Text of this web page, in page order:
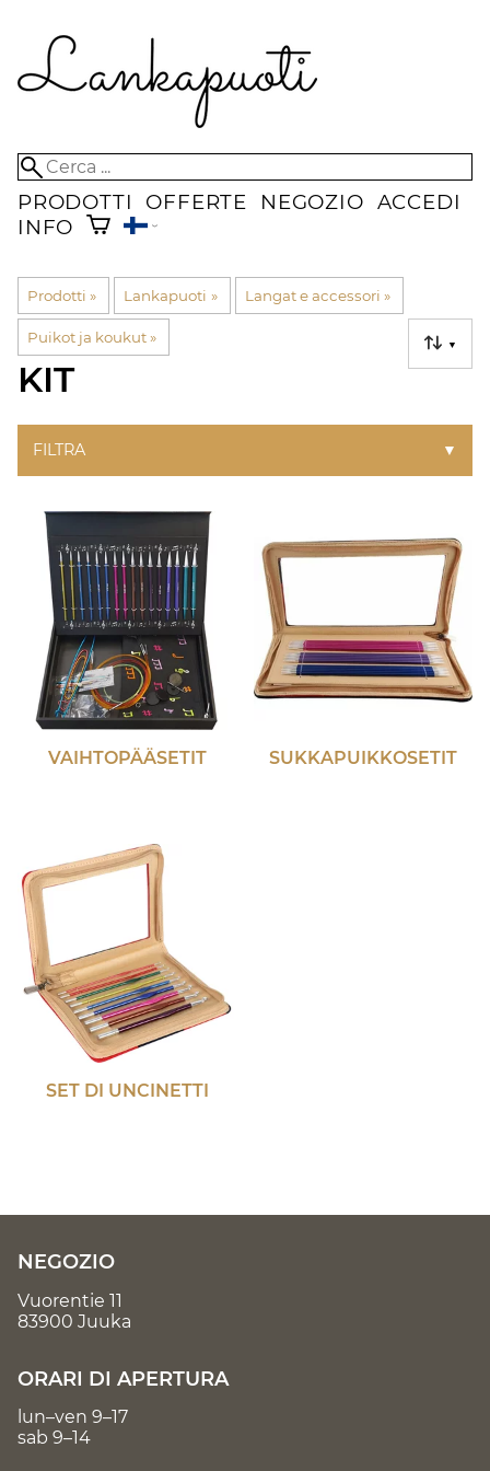
PRODOTTI OFFERTE NEGOZIO ACCEDI
INFO
Prodotti ‪» Lankapuoti ‪» Langat e accessori ‪»
Puikot ja koukut‪» ▼
KIT
FILTRA ▼
VAIHTOPÄÄSETIT SUKKAPUIKKOSETIT
SET DI UNCINETTI
NEGOZIO
Vuorentie 11
83900 Juuka
ORARI DI APERTURA
lun–ven 9–17
sab 9–14